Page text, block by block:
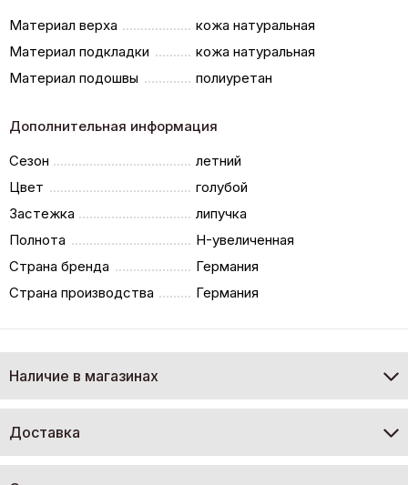
Материал верха
кожа натуральная
Материал подкладки
кожа натуральная
Материал подошвы
полиуретан
Дополнительная информация
Сезон
летний
Цвет
голубой
Застежка
липучка
Полнота
H-увеличенная
Страна бренда
Германия
Страна производства
Германия
Наличие в магазинах
Доставка